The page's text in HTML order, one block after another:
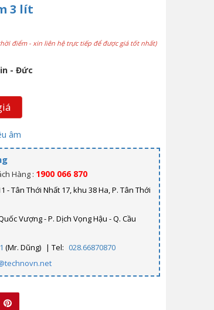
3 lít
điểm - xin liên hệ trực tiếp để được giá tốt nhất)
- Đức
âm
Hàng : 1900 066 870
- Tân Thới Nhất 17, khu 38 Ha, P. Tân Thới
Vượng - P. Dịch Vọng Hậu - Q. Cầu
(Mr. Dũng) | Tel: 028.66870870